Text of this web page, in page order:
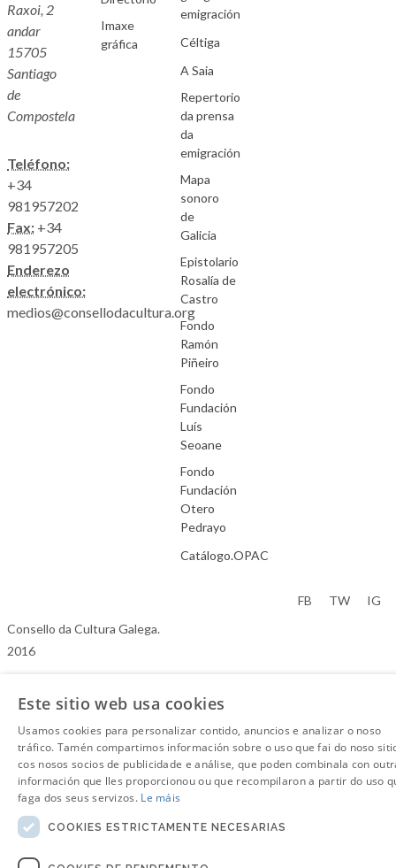
Raxoi, 2
andar
15705
Santiago
de
Compostela
Teléfono:
+34
981957202
Fax: +34
981957205
Enderezo
electrónico:
medios@consellodacultura.org
Imaxe
gráfica
emigración
Céltiga
A Saia
Repertorio
da prensa
da
emigración
Mapa
sonoro
de
Galicia
Epistolario
Rosalía de
Castro
Fondo
Ramón
Piñeiro
Fondo
Fundación
Luís
Seoane
Fondo
Fundación
Otero
Pedrayo
Catálogo.OPAC
Consello da Cultura Galega.
2016
FB TW IG
Este sitio web usa cookies
Usamos cookies para personalizar contido, anuncios e analizar o noso
tráfico. Tamén compartimos información sobre o uso que fai do noso
cos nosos socios de publicidade e análise, que poden combinala con
información que lles proporcionou ou que recompilaron a partir do uso
faga dos seus servizos. Le máis
COOKIES ESTRICTAMENTE NECESARIAS